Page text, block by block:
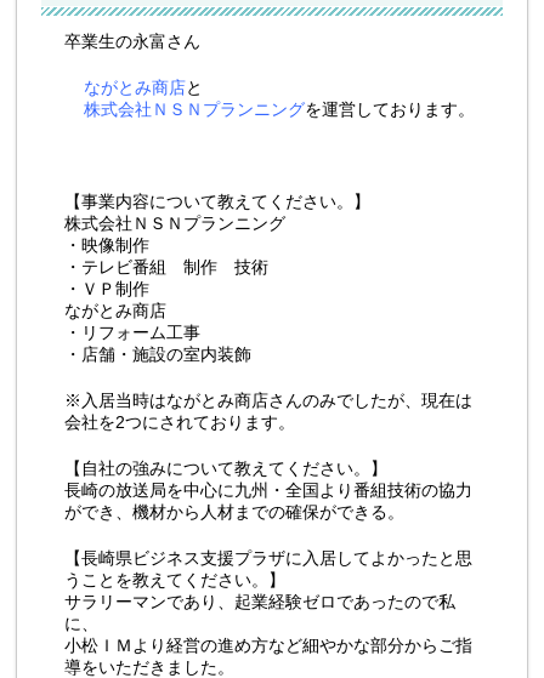
卒業生の永富さん
ながとみ商店と
株式会社ＮＳＮプランニングを運営しております。
【事業内容について教えてください。】
株式会社ＮＳＮプランニング
・映像制作
・テレビ番組 制作 技術
・ＶＰ制作
ながとみ商店
・リフォーム工事
・店舗・施設の室内装飾
※入居当時はながとみ商店さんのみでしたが、現在は
会社を2つにされております。
【自社の強みについて教えてください。】
長崎の放送局を中心に九州・全国より番組技術の協力
ができ、機材から人材までの確保ができる。
【長崎県ビジネス支援プラザに入居してよかったと思
うことを教えてください。】
サラリーマンであり、起業経験ゼロであったので私
に、
小松ＩＭより経営の進め方など細やかな部分からご指
導をいただきました。